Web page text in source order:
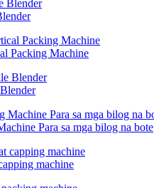
Packing Machine
Para sa mga bilog na bote
machine